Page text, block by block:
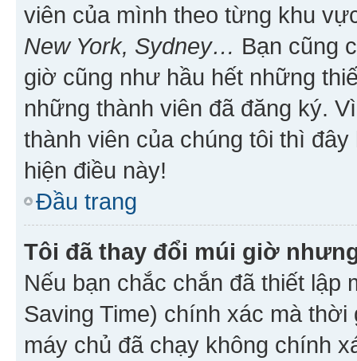
viên của mình theo từng khu
New York, Sydney… Bạn cũng
giờ cũng như hầu hết những
những thành viên đã đăng ký.
thành viên của chúng tôi thì
hiện điều này!
Đầu trang
Tôi đã thay đổi múi giờ
Nếu bạn chắc chắn đã thiết lập
Saving Time) chính xác mà
máy chủ đã chạy không chính